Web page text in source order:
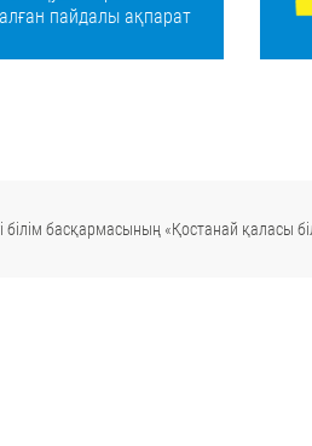
пайдалы ақпарат
білім басқармасының «Қостанай қаласы